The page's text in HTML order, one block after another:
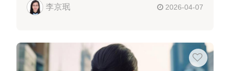
李京珉 2026-04-07